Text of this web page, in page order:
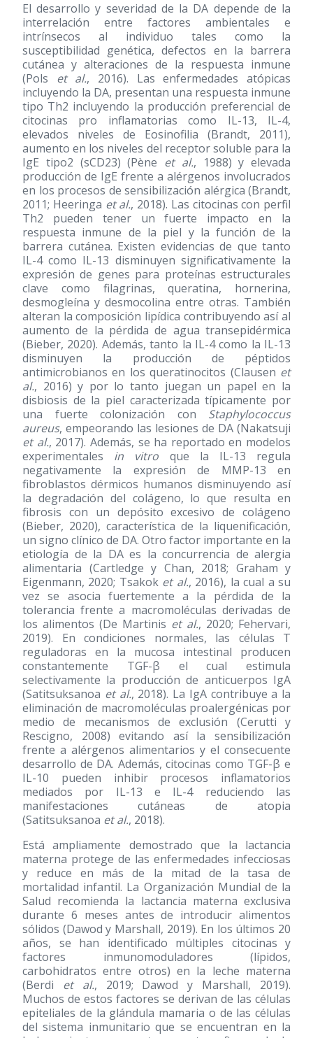
El desarrollo y severidad de la DA depende de la
interrelación entre factores ambientales e
intrínsecos al individuo tales como la
susceptibilidad genética, defectos en la barrera
cutánea y alteraciones de la respuesta inmune
(Pols et al., 2016). Las enfermedades atópicas
incluyendo la DA, presentan una respuesta inmune
tipo Th2 incluyendo la producción preferencial de
citocinas pro inflamatorias como IL-13, IL-4,
elevados niveles de Eosinofilia (Brandt, 2011),
aumento en los niveles del receptor soluble para la
IgE tipo2 (sCD23) (Pène et al., 1988) y elevada
producción de IgE frente a alérgenos involucrados
en los procesos de sensibilización alérgica (Brandt,
2011; Heeringa et al., 2018). Las citocinas con perfil
Th2 pueden tener un fuerte impacto en la
respuesta inmune de la piel y la función de la
barrera cutánea. Existen evidencias de que tanto
IL-4 como IL-13 disminuyen significativamente la
expresión de genes para proteínas estructurales
clave como filagrinas, queratina, hornerina,
desmogleína y desmocolina entre otras. También
alteran la composición lipídica contribuyendo así al
aumento de la pérdida de agua transepidérmica
(Bieber, 2020). Además, tanto la IL-4 como la IL-13
disminuyen la producción de péptidos
antimicrobianos en los queratinocitos (Clausen et
al., 2016) y por lo tanto juegan un papel en la
disbiosis de la piel caracterizada típicamente por
una fuerte colonización con Staphylococcus
aureus, empeorando las lesiones de DA (Nakatsuji
et al., 2017). Además, se ha reportado en modelos
experimentales in vitro que la IL-13 regula
negativamente la expresión de MMP-13 en
fibroblastos dérmicos humanos disminuyendo así
la degradación del colágeno, lo que resulta en
fibrosis con un depósito excesivo de colágeno
(Bieber, 2020), característica de la liquenificación,
un signo clínico de DA. Otro factor importante en la
etiología de la DA es la concurrencia de alergia
alimentaria (Cartledge y Chan, 2018; Graham y
Eigenmann, 2020; Tsakok et al., 2016), la cual a su
vez se asocia fuertemente a la pérdida de la
tolerancia frente a macromoléculas derivadas de
los alimentos (De Martinis et al., 2020; Fehervari,
2019). En condiciones normales, las células T
reguladoras en la mucosa intestinal producen
constantemente TGF-β el cual estimula
selectivamente la producción de anticuerpos IgA
(Satitsuksanoa et al., 2018). La IgA contribuye a la
eliminación de macromoléculas proalergénicas por
medio de mecanismos de exclusión (Cerutti y
Rescigno, 2008) evitando así la sensibilización
frente a alérgenos alimentarios y el consecuente
desarrollo de DA. Además, citocinas como TGF-β e
IL-10 pueden inhibir procesos inflamatorios
mediados por IL-13 e IL-4 reduciendo las
manifestaciones cutáneas de atopia
(Satitsuksanoa et al., 2018).
Está ampliamente demostrado que la lactancia
materna protege de las enfermedades infecciosas
y reduce en más de la mitad de la tasa de
mortalidad infantil. La Organización Mundial de la
Salud recomienda la lactancia materna exclusiva
durante 6 meses antes de introducir alimentos
sólidos (Dawod y Marshall, 2019). En los últimos 20
años, se han identificado múltiples citocinas y
factores inmunomoduladores (lípidos,
carbohidratos entre otros) en la leche materna
(Berdi et al., 2019; Dawod y Marshall, 2019).
Muchos de estos factores se derivan de las células
epiteliales de la glándula mamaria o de las células
del sistema inmunitario que se encuentran en la